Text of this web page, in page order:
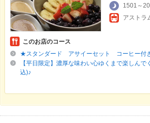
1501～
アストラ
このお店のコース
★スタンダード アサイーセット コーヒー付
【平日限定】濃厚な味わい心ゆくまで楽しん
込)♪